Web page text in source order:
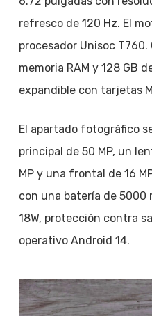
refresco de 120 Hz. El
procesador Unisoc
memoria RAM y 128 GB
expandible con tarjetas
El apartado fotográfico
principal de 50 MP, un
MP y una frontal de 16
con una batería de 5000
18W, protección contra
operativo Android 14.